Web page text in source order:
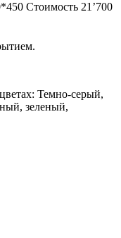
Стоимость 21’700
Темно-серый,
зеленый,